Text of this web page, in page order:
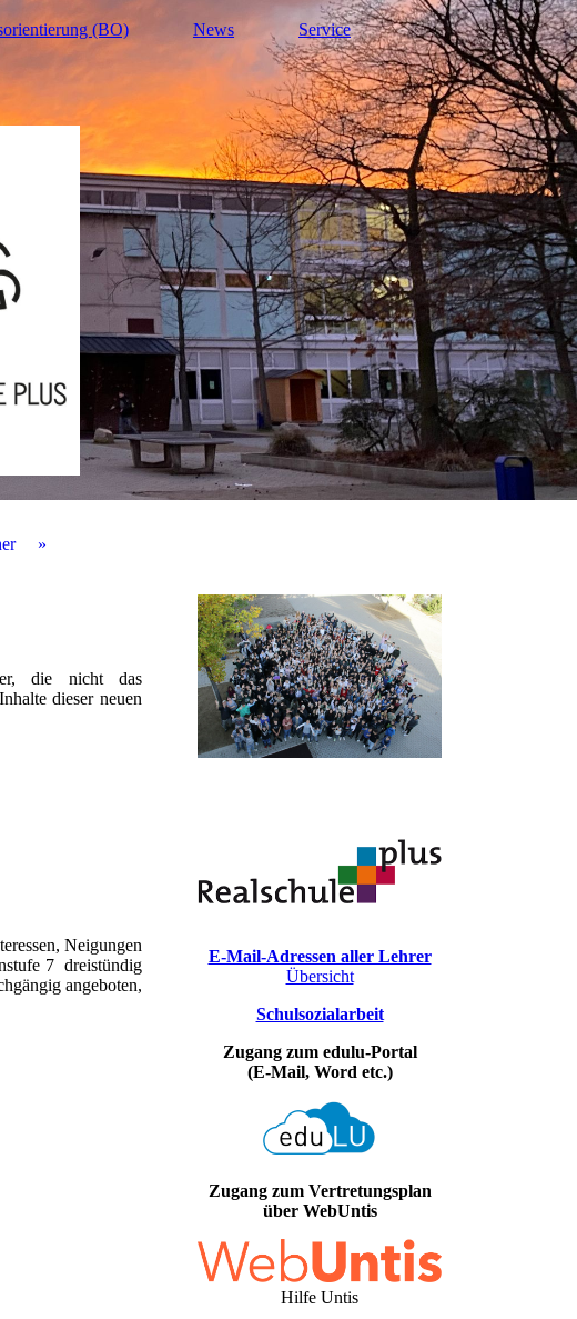
(BO) News Service
die nicht das
dieser neuen
Neigungen
7 dreistündig
angeboten,
E-Mail-Adressen aller Lehrer
Übersicht
Schulsozialarbeit
Zugang zum edulu-Portal
(E-Mail, Word etc.)
Zugang zum Vertretungsplan
über WebUntis
Hilfe Untis